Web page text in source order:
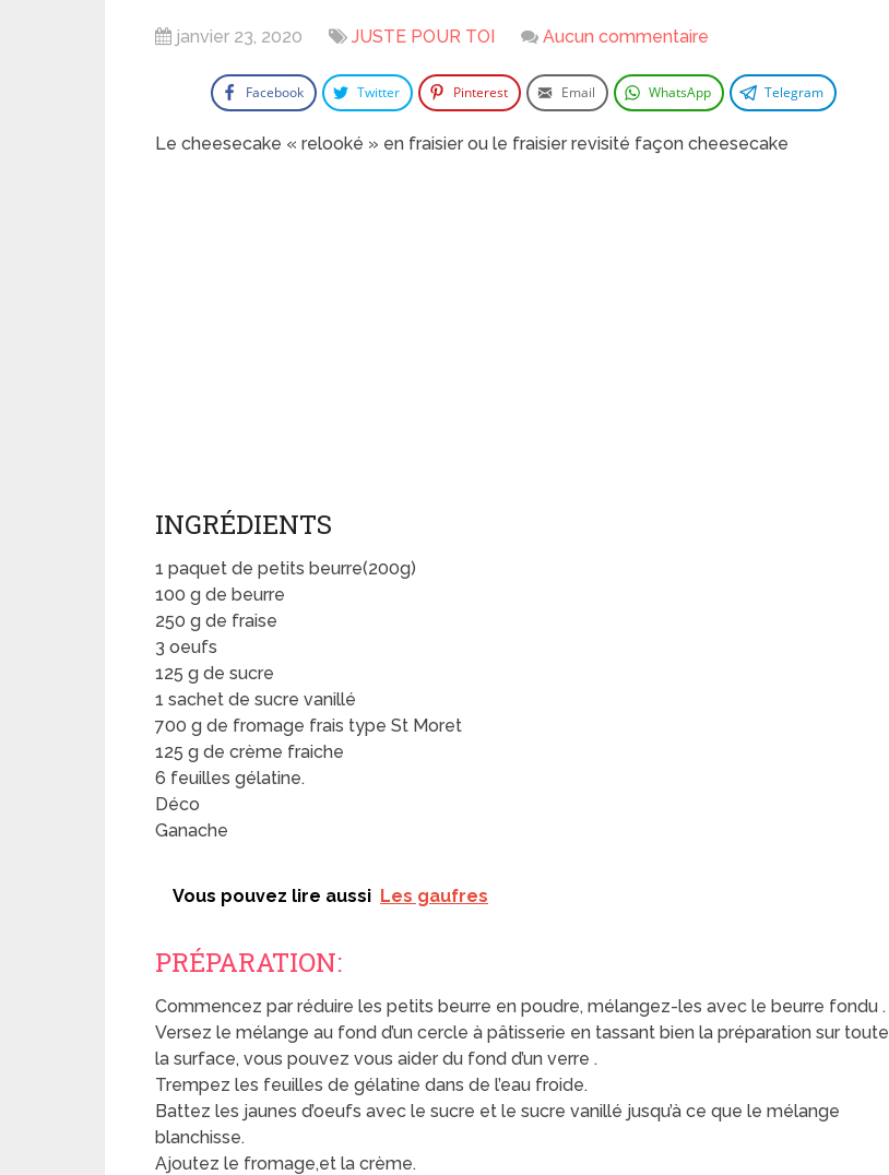
janvier 23, 2020 JUSTE POUR TOI Aucun commentaire
Facebook Twitter Pinterest Email WhatsApp Telegram
Le cheesecake « relooké » en fraisier ou le fraisier revisité façon cheesecake
INGRÉDIENTS
1 paquet de petits beurre(200g)
100 g de beurre
250 g de fraise
3 oeufs
125 g de sucre
1 sachet de sucre vanillé
700 g de fromage frais type St Moret
125 g de crème fraiche
6 feuilles gélatine.
Déco
Ganache
Vous pouvez lire aussi Les gaufres
PRÉPARATION:
Commencez par réduire les petits beurre en poudre, mélangez-les avec le beurre fondu .
Versez le mélange au fond d’un cercle à pâtisserie en tassant bien la préparation sur toute
la surface, vous pouvez vous aider du fond d’un verre .
Trempez les feuilles de gélatine dans de l’eau froide.
Battez les jaunes d’oeufs avec le sucre et le sucre vanillé jusqu’à ce que le mélange
blanchisse.
Ajoutez le fromage,et la crème.